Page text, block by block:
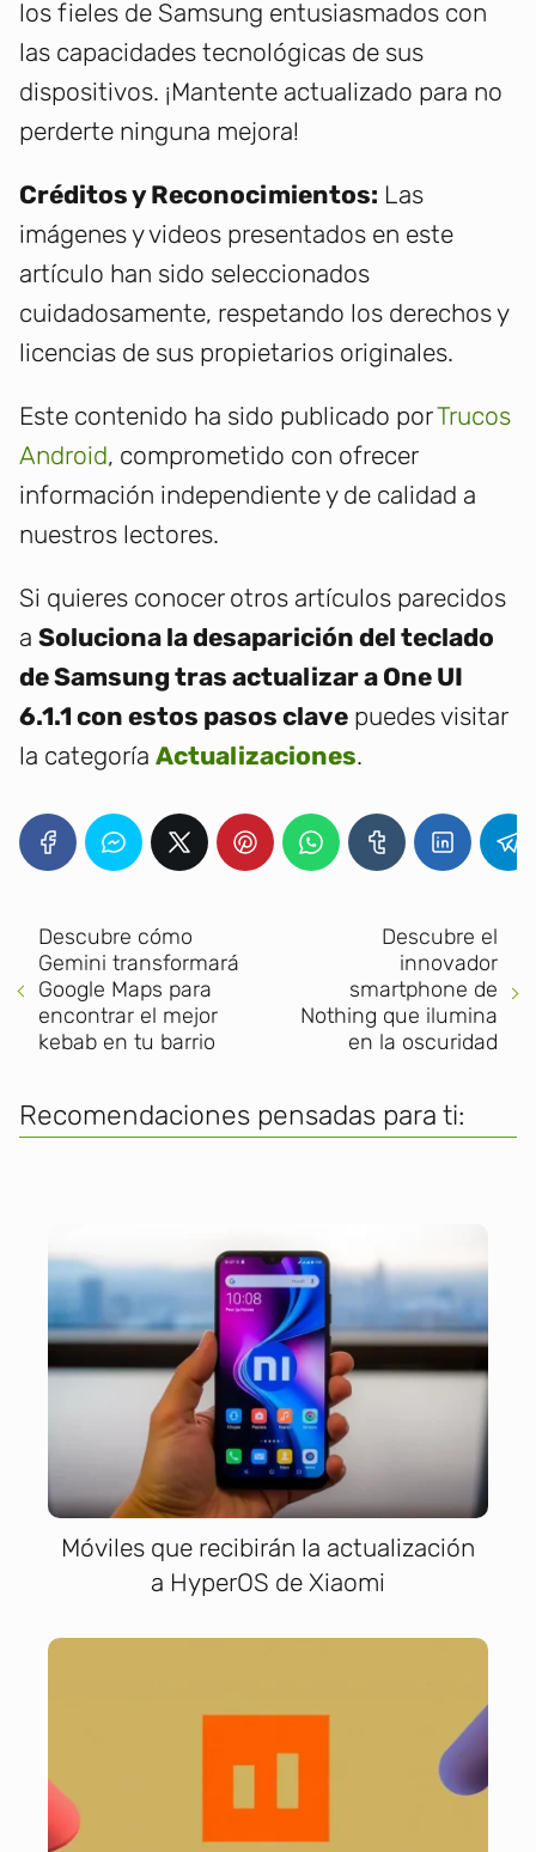
los fieles de Samsung entusiasmados con
las capacidades tecnológicas de sus
dispositivos. ¡Mantente actualizado para no
perderte ninguna mejora!
Créditos y Reconocimientos: Las
imágenes y videos presentados en este
artículo han sido seleccionados
cuidadosamente, respetando los derechos y
licencias de sus propietarios originales.
Este contenido ha sido publicado porTrucos
Android, comprometido con ofrecer
información independiente y de calidad a
nuestros lectores.
Si quieres conocer otros artículos parecidos
a Soluciona la desaparición del teclado
de Samsung tras actualizar a One UI
6.1.1 con estos pasos clave puedes visitar
la categoría Actualizaciones.
Descubre cómo
Gemini transformará
Google Maps para
encontrar el mejor
kebab en tu barrio
Descubre el
innovador
smartphone de
Nothing que ilumina
en la oscuridad
Recomendaciones pensadas para ti:
Móviles que recibirán la actualización
a HyperOS de Xiaomi